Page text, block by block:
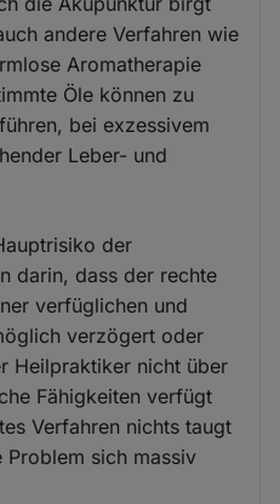
andere Verfahren wie
Aromatherapie
Öle können zu
bei exzessivem
Leber- und
der
darin, dass der rechte
verfüglichen und
verzögert oder
Heilpraktiker nicht über
Fähigkeiten verfügt
Verfahren nichts taugt
sich massiv